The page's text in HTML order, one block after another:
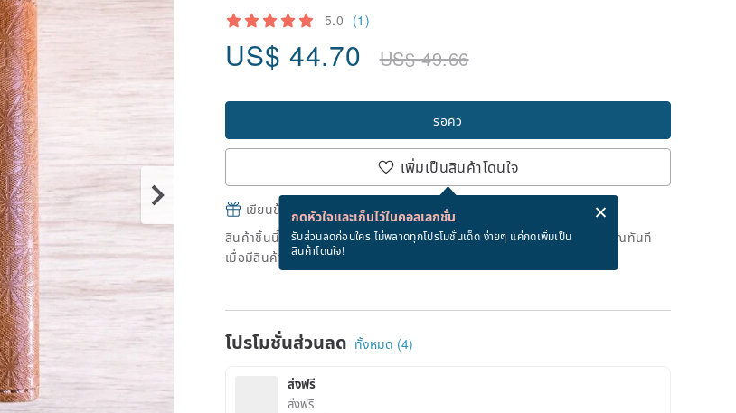
5.0 (1)
US$ 44.70 US$49.66
รอคิว
เพิ่มเป็นสินค้าโดนใจ
กดหัวใจและเก็บไว้ในคอลเลกชั่น
รับส่วนลดก่อนใคร ไม่พลาดทุกโปรโมชั่นเด็ด ง่ายๆ แค่กดเพิ่มเป็น
สินค้าโดนใจ!
เขียนข้อความและส่ง eCard ฟรีเมื่อซื้อสินค้า!
สินค้าชิ้นนี้ขายหมดแล้ว แต่คุณสามารถกดปุ่ม "รอคิว" และเราจะแจ้งเตือนคุณทันที
เมื่อมีสินค้าพร้อมขาย
โปรโมชั่นส่วนลด ทั้งหมด (4)
ส่งฟรี
ส่งฟรี